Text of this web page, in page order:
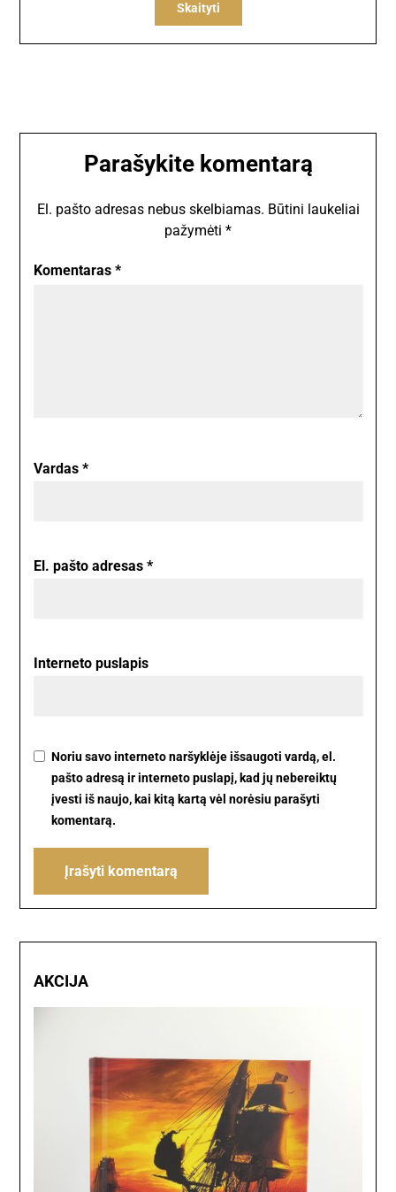
Skaityti
Parašykite komentarą
El. pašto adresas nebus skelbiamas. Būtini laukeliai
pažymėti *
Komentaras*
Vardas*
El. pašto adresas*
Interneto puslapis
Noriu savo interneto naršyklėje išsaugoti vardą, el.
pašto adresą ir interneto puslapį, kad jų nebereiktų
įvesti iš naujo, kai kitą kartą vėl norėsiu parašyti
komentarą.
AKCIJA